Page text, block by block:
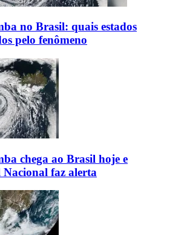
no Brasil: quais estados
pelo fenômeno
chega ao Brasil hoje e
Nacional faz alerta